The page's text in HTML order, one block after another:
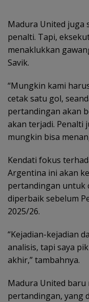
Madura United juga
penalti. Tapi,
menaklukkan
Savik.
“Mungkin kami
cetak satu gol,
pertandingan akan
akan terjadi. Penalti
mungkin bisa
Kendati fokus
Argentina ini akan
pertandingan untuk
diperbaik sebelum
2025/26.
“Kejadian-kejadian
analisis, tapi saya
akhir,” tambahnya.
Madura United baru
pertandingan, yang